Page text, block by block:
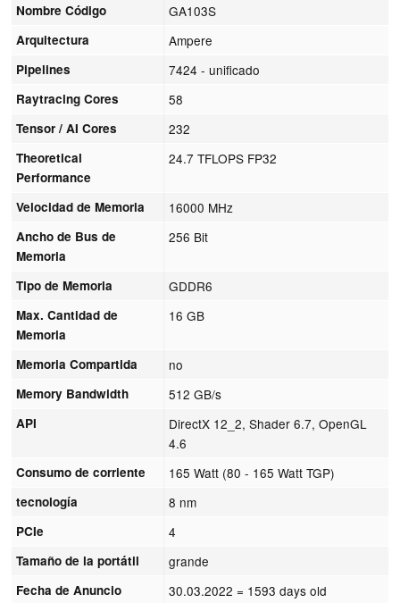
Nombre Código GA103S
Arquitectura Ampere
Pipelines 7424 - unificado
Raytracing Cores 58
Tensor / AI Cores 232
Theoretical
Performance
24.7 TFLOPS FP32
Velocidad de Memoria 16000 MHz
Ancho de Bus de
Memoria
256 Bit
Tipo de Memoria GDDR6
Max. Cantidad de
Memoria
16 GB
Memoria Compartida no
Memory Bandwidth 512 GB/s
API
DirectX 12_2, Shader 6.7, OpenGL
4.6
Consumo de corriente 165 Watt (80 - 165 Watt TGP)
tecnología 8 nm
PCIe 4
Tamaño de la portátil grande
Fecha de Anuncio 30.03.2022 = 1593 days old